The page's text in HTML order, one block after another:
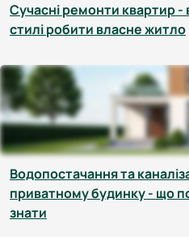
Cучасні ремонти квартир -
стилі робити власне житло
Водопостачання та
приватному будинку - що
знати